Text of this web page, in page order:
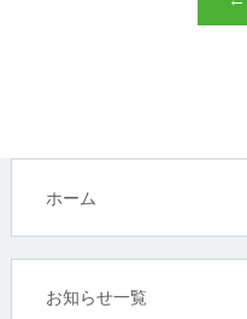
ホーム
お知らせ一覧